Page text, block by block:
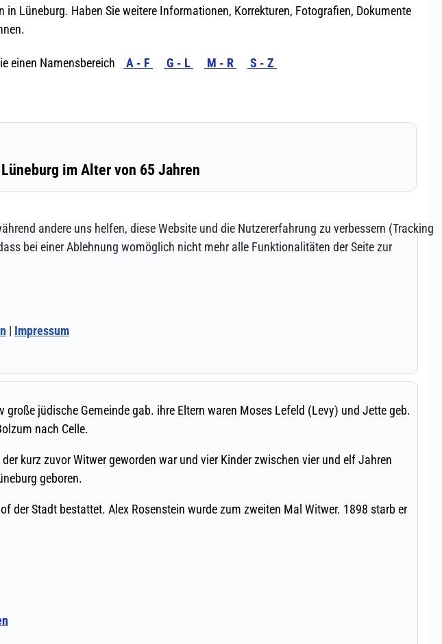
andere uns helfen, diese Website und die Nutzererfahrung zu verbessern (Tracking
bei einer Ablehnung womöglich nicht mehr alle Funktionalitäten der Seite zur
| Impressum